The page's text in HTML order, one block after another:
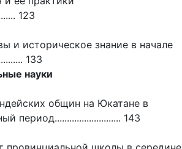
123
и историческое знание в начале
133
науки
общин на Юкатане в
период........................... 143